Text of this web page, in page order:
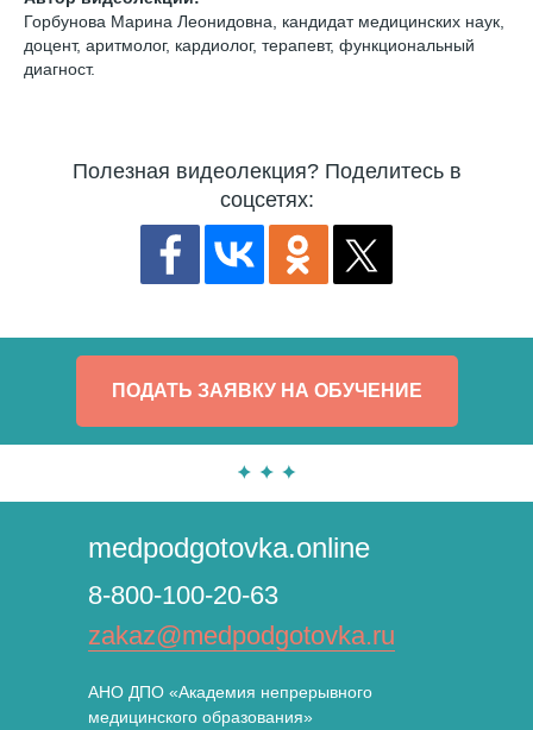
Горбунова Марина Леонидовна, кандидат медицинских наук,
доцент, аритмолог, кардиолог, терапевт, функциональный
диагност.
Полезная видеолекция? Поделитесь в
соцсетях:
ПОДАТЬ ЗАЯВКУ НА ОБУЧЕНИЕ
8-800-100-20-63
zakaz@medpodgotovka.ru
АНО ДПО «Академия непрерывного
медицинского образования»
medpodgotovka.online